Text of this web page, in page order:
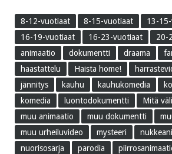
8-12-vuotiaat 8-15-vuotiaat
13-
16-19-vuotiaat
16-23-vuotiaat
20-
animaatio
dokumentti draama
haastattelu
Haista home!
jännitys
kauhu kauhukomedia
komedia
luontodokumentti Mitä
muu animaatio
muu dokumentti
muu urheiluvideo
mysteeri
nuorisosarja
parodia